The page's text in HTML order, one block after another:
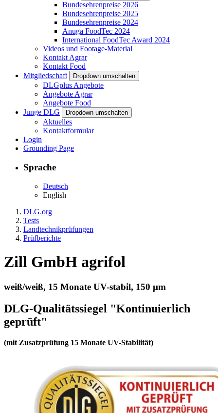
Bundesehrenpreise 2026
Bundesehrenpreise 2025
Bundesehrenpreise 2024
Anuga FoodTec 2024
International FoodTec Award 2024
Videos und Footage-Material
Kontakt Agrar
Kontakt Food
Mitgliedschaft
Dropdown umschalten
DLGplus Angebote
Angebote Agrar
Angebote Food
Junge DLG
Dropdown umschalten
Aktuelles
Kontaktformular
Login
Grounding Page
Sprache
Deutsch
English
DLG.org
Tests
Landtechnikprüfungen
Prüfberichte
Zill GmbH agrifol
weiß/weiß, 15 Monate UV-stabil, 150 µm
DLG-Qualitätssiegel "Kontinuierlich
geprüft"
(mit Zusatzprüfung 15 Monate UV-Stabilität)